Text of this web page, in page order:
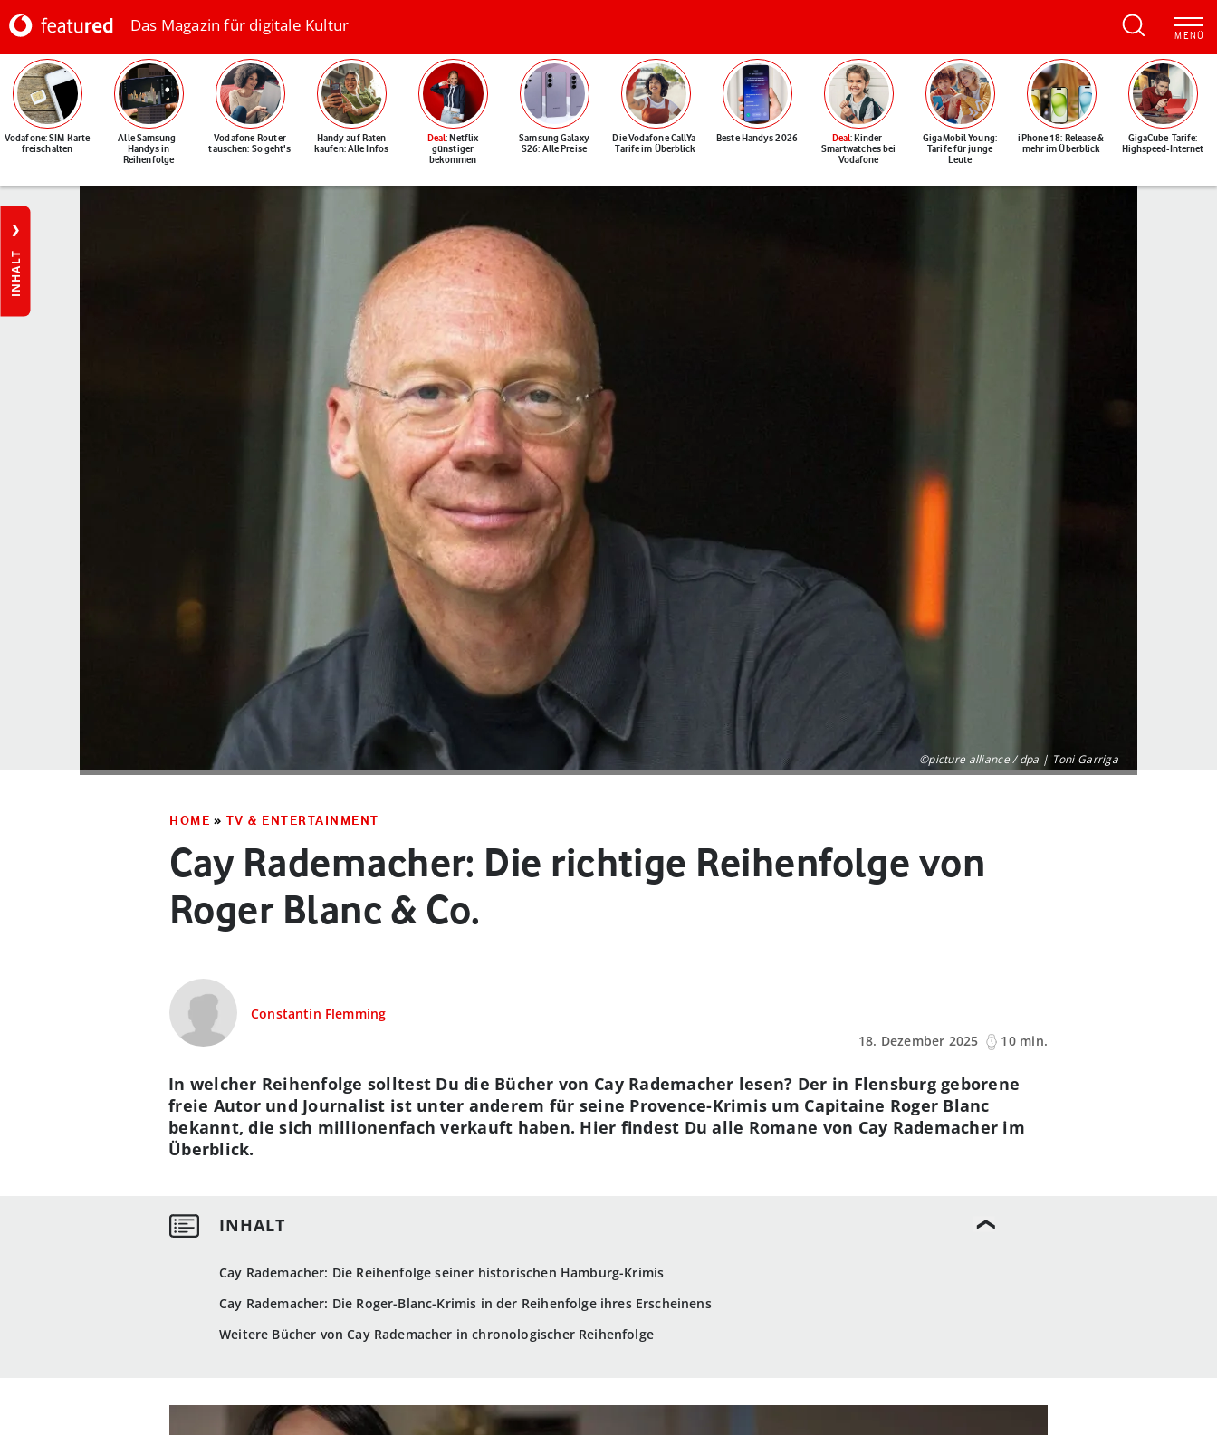
Das Magazin für digitale Kultur
Vodafone: SIM-Karte
freischalten
Alle Samsung-
Handys in
Reihenfolge
Vodafone-Router
tauschen: So geht's
Handy auf Raten
kaufen: Alle Infos
Deal: Netflix
günstiger
bekommen
Samsung Galaxy
S26: Alle Preise
Die Vodafone CallYa-
Tarife im Überblick
Beste Handys 2026 Deal: Kinder-
Smartwatches bei
Vodafone
GigaMobil Young:
Tarife für junge
Leute
iPhone 18: Release &
mehr im Überblick
GigaCube-Tarife:
Highspeed-Internet
INHALT
©picture alliance / dpa | Toni Garriga
HOME » TV & ENTERTAINMENT
Cay Rademacher: Die richtige Reihenfolge von
Roger Blanc & Co.
Constantin Flemming
18. Dezember 2025
10 min.
Cay Rademacher: Die Reihenfolge seiner historischen Hamburg-Krimis
Cay Rademacher: Die Roger-Blanc-Krimis in der Reihenfolge ihres Erscheinens
Weitere Bücher von Cay Rademacher in chronologischer Reihenfolge
In welcher Reihenfolge solltest Du die Bücher von Cay Rademacher lesen? Der in Flensburg geborene
freie Autor und Journalist ist unter anderem für seine Provence-Krimis um Capitaine Roger Blanc
bekannt, die sich millionenfach verkauft haben. Hier findest Du alle Romane von Cay Rademacher im
Überblick.